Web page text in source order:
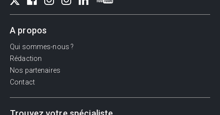
A propos
Qui sommes-nous ?
Rédaction
Nos partenaires
Contact